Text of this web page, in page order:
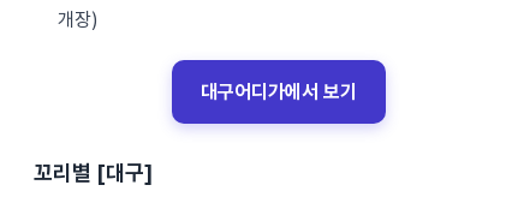
개장)
대구어디가에서 보기
꼬리별 [대구]